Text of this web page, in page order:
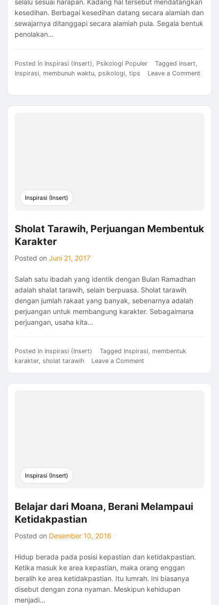
kesedihan. Berbagai kesedihan datang secara alamiah dan
sewajarnya ditanggapi secara alamiah pula. Segala bentuk
penolakan…
Posted in Inspirasi (Insert), Psikologi Populer Tagged insert,
Inspirasi, membunuh waktu, psikologi, tips
Leave a Comment
Inspirasi (Insert)
Sholat Tarawih, Perjuangan Membentuk
Karakter
Posted on Juni 21, 2017
Salah satu ibadah yang identik dengan Bulan Ramadhan
adalah shalat tarawih, selain berpuasa. Sholat tarawih
dengan jumlah rakaat yang banyak, sebenarnya adalah
perjuangan untuk membangung karakter. Sebagaimana
perjuangan, usaha kita…
Posted in Inspirasi (Insert) Tagged Inspirasi, membentuk
karakter, sholat tarawih Leave a Comment
Inspirasi (Insert)
Belajar dari Moana, Berani Melampaui
Ketidakpastian
Posted on Desember 10, 2016
Hidup berada pada posisi kepastian dan ketidakpastian.
Ketika masuk ke area kepastian, maka orang enggan
beralih ke area ketidakpastian. Itu lumrah. Ini biasanya
disebut dengan zona nyaman. Meskipun kehidupan
menjadi…